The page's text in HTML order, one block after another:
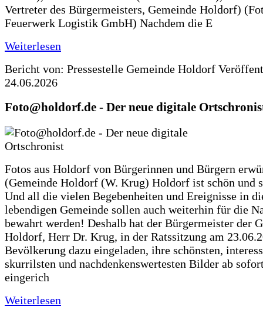
Vertreter des Bürgermeisters, Gemeinde Holdorf)
Feuerwerk Logistik GmbH) Nachdem die E
Weiterlesen
Bericht von: Pressestelle Gemeinde Holdorf
24.06.2026
Foto@holdorf.de - Der neue digitale
Fotos aus Holdorf von Bürgerinnen und Bürgern
(Gemeinde Holdorf (W. Krug) Holdorf ist schön und
Und all die vielen Begebenheiten und Ereignisse in
lebendigen Gemeinde sollen auch weiterhin für die
bewahrt werden! Deshalb hat der Bürgermeister der
Holdorf, Herr Dr. Krug, in der Ratssitzung am
Bevölkerung dazu eingeladen, ihre schönsten,
skurrilsten und nachdenkenswertesten Bilder ab
eingerich
Weiterlesen